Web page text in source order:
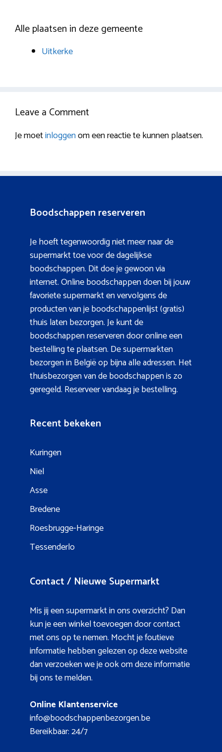
Alle plaatsen in deze gemeente
Uitkerke
Leave a Comment
Je moetinloggenom een reactie te kunnen plaatsen.
Boodschappen reserveren
Je hoeft tegenwoordig niet meer naar de
supermarkt toe voor de dagelijkse
boodschappen. Dit doe je gewoon via
internet. Online boodschappen doen bij jouw
favoriete supermarkt en vervolgens de
producten van je boodschappenlijst (gratis)
thuis laten bezorgen. Je kunt de
boodschappen reserveren door online een
bestelling te plaatsen. De supermarkten
bezorgen in België op bijna alle adressen. Het
thuisbezorgen van de boodschappen is zo
geregeld. Reserveer vandaag je bestelling.
Recent bekeken
Kuringen
Niel
Asse
Bredene
Roesbrugge-Haringe
Tessenderlo
Contact / Nieuwe Supermarkt
Mis jij een supermarkt in ons overzicht? Dan
kun je een winkel toevoegen door contact
met ons op te nemen. Mocht je foutieve
informatie hebben gelezen op deze website
dan verzoeken we je ook om deze informatie
bij ons te melden.
Online Klantenservice
info@boodschappenbezorgen.be
Bereikbaar: 24/7